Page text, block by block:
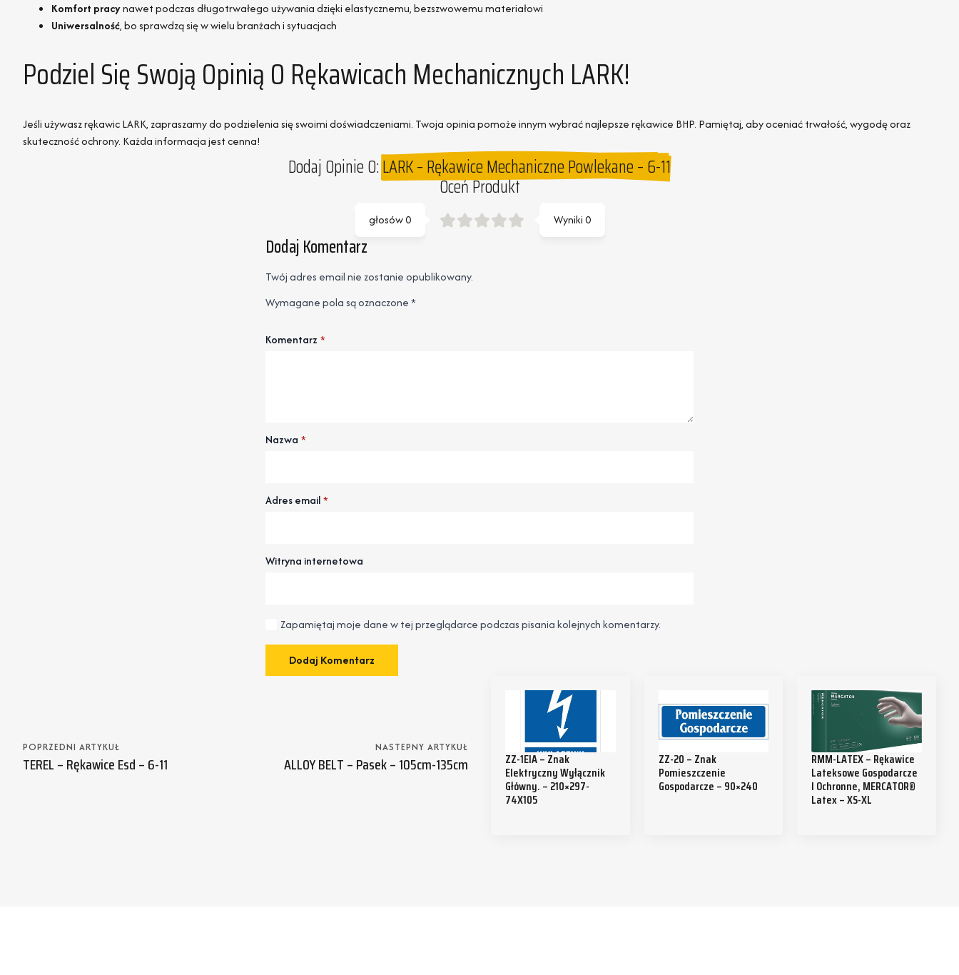
Komfort pracynawet podczas długotrwałego używania dzięki elastycznemu, bezszwowemu materiałowi
Uniwersalność, bo sprawdzą się w wielu branżach i sytuacjach
Podziel Się Swoją Opinią O Rękawicach Mechanicznych LARK!
Jeśli używasz rękawic LARK, zapraszamy do podzielenia się swoimi doświadczeniami. Twoja opinia pomoże innym wybrać najlepsze rękawice BHP. Pamiętaj, aby oceniać trwałość, wygodę oraz
skuteczność ochrony. Każda informacja jest cenna!
Dodaj Opinie O:LARK – Rękawice Mechaniczne Powlekane – 6-11
Oceń Produkt
Wyniki0
głosów0
Dodaj Komentarz
Twój adres email nie zostanie opublikowany.
Wymagane pola są oznaczone*
Komentarz *
Nazwa *
Adres email*
Witryna internetowa
Zapamiętaj moje dane w tej przeglądarce podczas pisania kolejnych komentarzy.
POPRZEDNI ARTYKUŁ
TEREL – Rękawice Esd – 6-11
NASTEPNY ARTYKUŁ
ALLOY BELT – Pasek – 105cm-135cm ZZ-1EIA – Znak
Elektryczny Wyłącznik
Główny. – 210×297-
74X105
ZZ-20 – Znak
Pomieszczenie
Gospodarcze – 90×240
RMM-LATEX – Rękawice
Lateksowe Gospodarcze
I Ochronne, MERCATOR®
Latex – XS-XL